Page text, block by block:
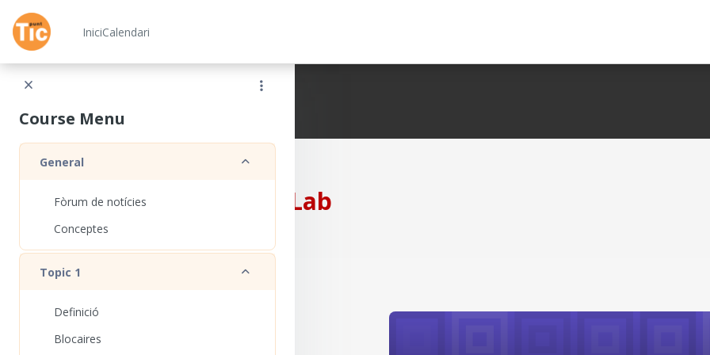
Xarxa Punt TIC
CampusLab
IniciCalendari
Course Menu
General Redueix
Fòrum de notícies
Conceptes
Topic 1 Redueix
Definició
Blocaires